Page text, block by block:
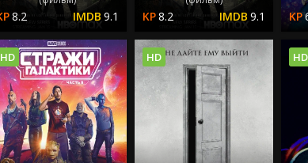
8.2 9.1 8.2 9.1
HD HD HD